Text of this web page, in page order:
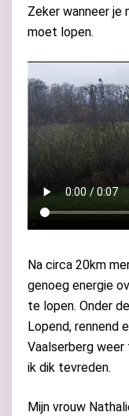
Zeker wanneer je
moet lopen.
Na circa 20km
genoeg energie
te lopen. Onder
Lopend, rennend
Vaalserberg
ik dik tevreden.
Mijn vrouw